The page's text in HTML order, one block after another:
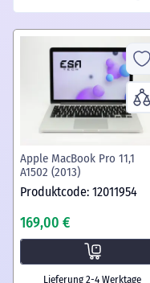
Apple MacBook Pro 11,1
A1502 (2013)
Produktcode: 12011954
169,00 €
Lieferung 2-4 Werktage